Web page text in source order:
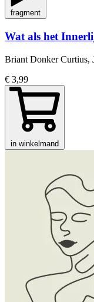
fragment
Wat als het
Briant Donker Curtius,
€ 3,99
in winkelmand